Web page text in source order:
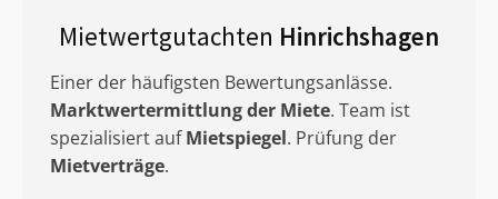
Mietwertgutachten Hinrichshagen
Einer der häufigsten Bewertungsanlässe.
Marktwertermittlungder Miete. Team ist
spezialisiert aufMietspiegel. Prüfung der
Mietverträge.